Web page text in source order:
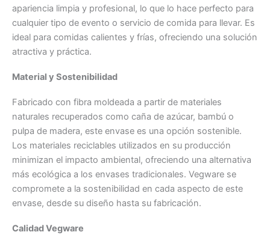
apariencia limpia y profesional, lo que lo hace perfecto para
cualquier tipo de evento o servicio de comida para llevar. Es
ideal para comidas calientes y frías, ofreciendo una solución
atractiva y práctica.
Material y Sostenibilidad
Fabricado con fibra moldeada a partir de materiales
naturales recuperados como caña de azúcar, bambú o
pulpa de madera, este envase es una opción sostenible.
Los materiales reciclables utilizados en su producción
minimizan el impacto ambiental, ofreciendo una alternativa
más ecológica a los envases tradicionales. Vegware se
compromete a la sostenibilidad en cada aspecto de este
envase, desde su diseño hasta su fabricación.
Calidad Vegware